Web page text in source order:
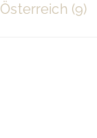
Österreich (9)